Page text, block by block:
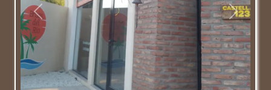
Anterior Próximo